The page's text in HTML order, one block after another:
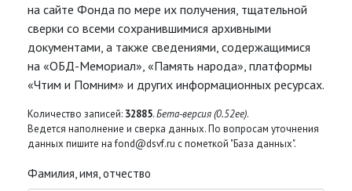
на сайте Фонда по мере их получения, тщательной
сверки со всеми сохранившимися архивными
документами, а также сведениями, содержащимися
на «ОБД-Мемориал», «Память народа», платформы
«Чтим и Помним» и других информационных ресурсах.
Количество записей: 32885.Бета-версия (0.52ee).
Ведется наполнение и сверка данных. По вопросам уточнения
данных пишите на fond@dsvf.ru с пометкой "База данных".
Фамилия, имя, отчество